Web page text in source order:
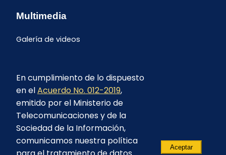
Multimedia
Galería de videos
En cumplimiento de lo dispuesto
en elAcuerdo No. 012-2019,
emitido por el Ministerio de
Telecomunicaciones y de la
Sociedad de la Información,
comunicamos nuestra política
Aceptar